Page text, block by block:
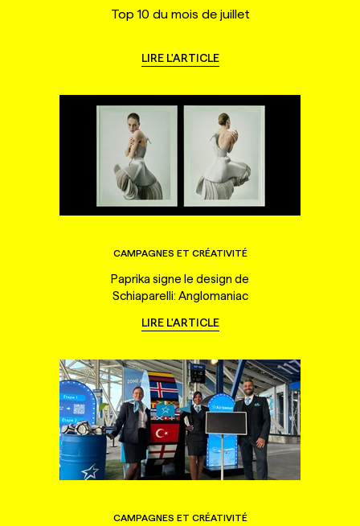
Top 10 du mois de juillet
LIRE L'ARTICLE
CAMPAGNES ET CRÉATIVITÉ
Paprika signe le design de
Schiaparelli: Anglomaniac
LIRE L'ARTICLE
CAMPAGNES ET CRÉATIVITÉ